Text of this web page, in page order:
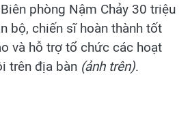
phòng Nậm Chảy 30 triệu
bộ, chiến sĩ hoàn thành tốt
và hỗ trợ tổ chức các hoạt
trên địa bàn (ảnh trên).